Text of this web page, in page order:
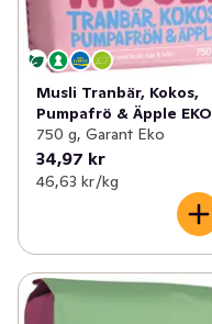
Musli Tranbär, Kokos,
Pumpafrö & Äpple EKO
750 g, Garant Eko
34,97 kr
46,63 kr /kg